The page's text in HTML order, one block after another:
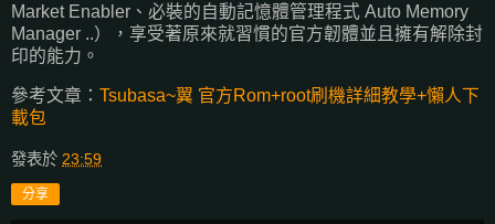
Market Enabler、必裝的自動記憶體管理程式 Auto Memory
Manager ..），享受著原來就習慣的官方韌體並且擁有解除封
印的能力。
參考文章： Tsubasa~翼 官方Rom+root刷機詳細教學+懶人下
載包
發表於 23:59
分享